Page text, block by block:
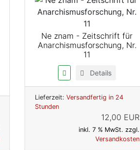
Ne znam - Zeitschrift für
Anarchismusforschung, Nr.
11
Details
Lieferzeit: Versandfertig in 24
Stunden
12,00 EUR
inkl. 7 % MwSt. zzgl.
Versandkosten